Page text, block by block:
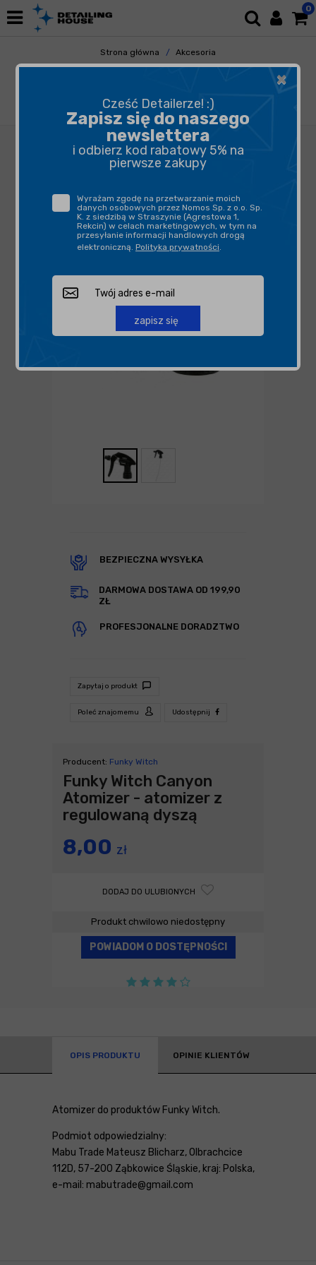
0
Strona główna
Akcesoria
Pozostałe Akcesoria
Funky Witch Canyon Atomizer - atomizer z
regulowaną dyszą
BEZPIECZNA WYSYŁKA
DARMOWA DOSTAWA OD 199,90
ZŁ
PROFESJONALNE DORADZTWO
Zapytaj o produkt
Poleć znajomemu Udostępnij
Producent: Funky Witch
Funky Witch Canyon
Atomizer - atomizer z
regulowaną dyszą
8,00 zł
DODAJ DO ULUBIONYCH
Produkt chwilowo niedostępny
POWIADOM O DOSTĘPNOŚCI
OPIS PRODUKTU OPINIE KLIENTÓW
Atomizer do produktów Funky Witch.
Podmiot odpowiedzialny:
Mabu Trade Mateusz Blicharz, Olbrachcice
112D, 57-200 Ząbkowice Śląskie, kraj: Polska,
e-mail: mabutrade@gmail.com
×
Cześć Detailerze! :)
Zapisz się do naszego
newslettera
i odbierz kod rabatowy 5% na
pierwsze zakupy
Wyrażam zgodę na przetwarzanie moich
danych osobowych przez Nomos Sp. z o.o. Sp.
K. z siedzibą w Straszynie (Agrestowa 1,
Rekcin) w celach marketingowych, w tym na
przesyłanie informacji handlowych drogą
elektroniczną. Polityka prywatności.
zapisz się